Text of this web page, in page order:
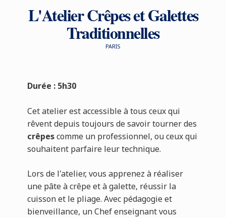
L'Atelier Crêpes et Galettes
Traditionnelles
PARIS
Durée : 5h30
Cet atelier est accessible à tous ceux qui
rêvent depuis toujours de savoir tourner des
crêpescomme un professionnel, ou ceux qui
souhaitent parfaire leur technique.
Lors de l'atelier, vous apprenez à réaliser
une pâte à crêpe et à galette, réussir la
cuisson et le pliage. Avec pédagogie et
bienveillance, un Chef enseignant vous